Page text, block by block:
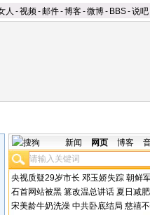
人 -视频-邮件-博客-微博- BBS-说吧
新闻 网页 博客
央视质疑29岁市长 邓玉娇失踪 朝鲜
石首网站被黑 篡改温总讲话 夏日减
宋美龄牛奶洗澡 中共卧底结局 慈禧